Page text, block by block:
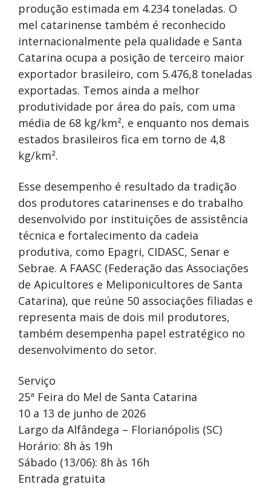
produção estimada em 4.234 toneladas. O
mel catarinense também é reconhecido
internacionalmente pela qualidade e Santa
Catarina ocupa a posição de terceiro maior
exportador brasileiro, com 5.476,8 toneladas
exportadas. Temos ainda a melhor
produtividade por área do país, com uma
média de 68 kg/km², e enquanto nos demais
estados brasileiros fica em torno de 4,8
kg/km².
Esse desempenho é resultado da tradição
dos produtores catarinenses e do trabalho
desenvolvido por instituições de assistência
técnica e fortalecimento da cadeia
produtiva, como Epagri, CIDASC, Senar e
Sebrae. A FAASC (Federação das Associações
de Apicultores e Meliponicultores de Santa
Catarina), que reúne 50 associações filiadas e
representa mais de dois mil produtores,
também desempenha papel estratégico no
desenvolvimento do setor.
Serviço
25ª Feira do Mel de Santa Catarina
10 a 13 de junho de 2026
Largo da Alfândega – Florianópolis (SC)
Horário: 8h às 19h
Sábado (13/06): 8h às 16h
Entrada gratuita